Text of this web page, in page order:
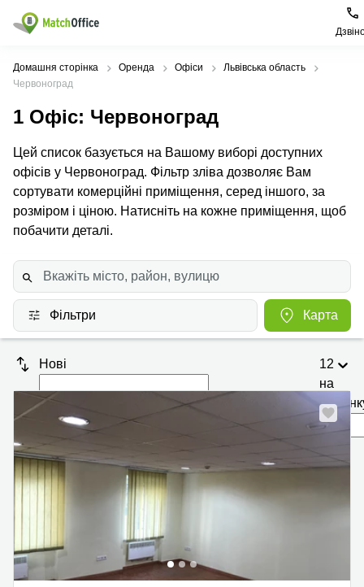
Орендувати
Тип
приміщення
Офіси
Бізнес-
центри
Коворкінги
офіси
Популярні
міста
Київ
Печерський
район
Подільський
Солом'янський
район
Львів
Івано-
Популярні
пошуки
Бізнес
центри
Офіси у
Печерському
Конференц-
зал Львів
Коворкінг
Допомога
Про нас
Здати в оренду
Ціна
Увійти
Домашня сторінка Оренда Офіси
Львівська область
Червоноград
1 Офіс: Червоноград
Цей список базується на Вашому виборі доступних
офісів у Червоноград. Фільтр зліва дозволяє Вам
сортувати комерційні приміщення, серед іншого, за
розміром і ціною. Натисніть на кожне приміщення, щоб
побачити деталі.
Фільтри Карта
Нові
12
на